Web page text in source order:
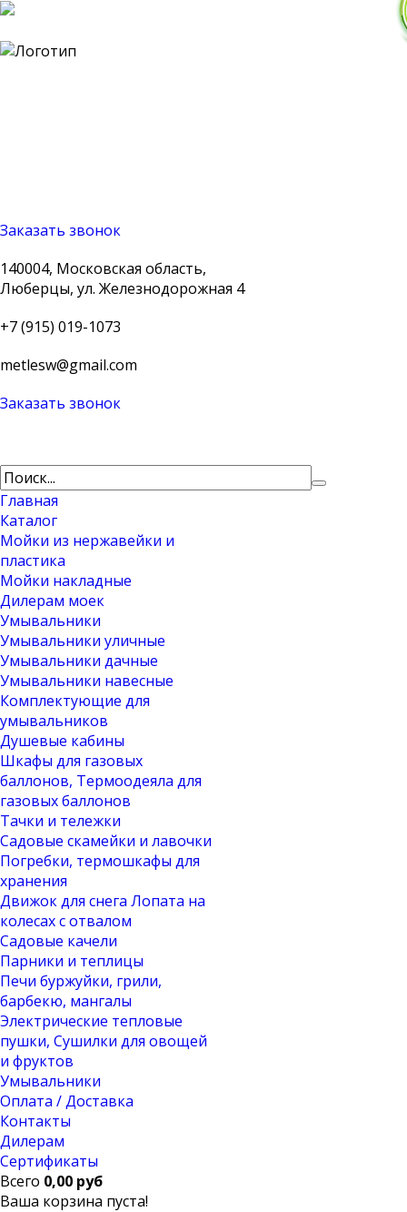
Заказать звонок
140004, Московская область,
Люберцы, ул. Железнодорожная 4
+7 (915) 019-1073
metlesw@gmail.com
Заказать звонок
Главная
Каталог
Мойки из нержавейки и
пластика
Мойки накладные
Дилерам моек
Умывальники
Умывальники уличные
Умывальники дачные
Умывальники навесные
Комплектующие для
умывальников
Душевые кабины
Шкафы для газовых
баллонов, Термоодеяла для
газовых баллонов
Тачки и тележки
Садовые скамейки и лавочки
Погребки, термошкафы для
хранения
Движок для снега Лопата на
колесах с отвалом
Садовые качели
Парники и теплицы
Печи буржуйки, грили,
барбекю, мангалы
Электрические тепловые
пушки, Сушилки для овощей
и фруктов
Умывальники
Оплата / Доставка
Контакты
Дилерам
Сертификаты
Всего 0,00 руб
Ваша корзина пуста!